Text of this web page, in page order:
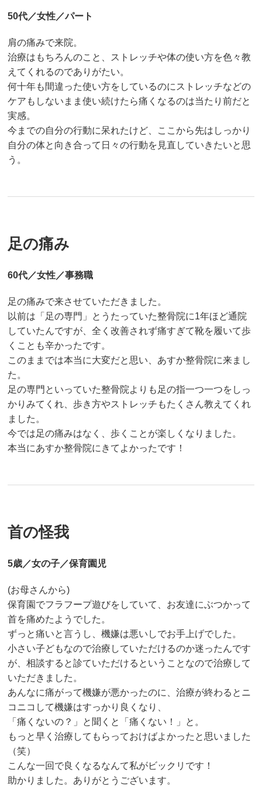
50代／女性／パート
肩の痛みで来院。
治療はもちろんのこと、ストレッチや体の使い方を色々教
えてくれるのでありがたい。
何十年も間違った使い方をしているのにストレッチなどの
ケアもしないまま使い続けたら痛くなるのは当たり前だと
実感。
今までの自分の行動に呆れたけど、ここから先はしっかり
自分の体と向き合って日々の行動を見直していきたいと思
う。
足の痛み
60代／女性／事務職
足の痛みで来させていただきました。
以前は「足の専門」とうたっていた整骨院に1年ほど通院
していたんですが、全く改善されず痛すぎて靴を履いて歩
くことも辛かったです。
このままでは本当に大変だと思い、あすか整骨院に来まし
た。
足の専門といっていた整骨院よりも足の指一つ一つをしっ
かりみてくれ、歩き方やストレッチもたくさん教えてくれ
ました。
今では足の痛みはなく、歩くことが楽しくなりました。
本当にあすか整骨院にきてよかったです！
首の怪我
5歳／女の子／保育園児
(お母さんから)
保育園でフラフープ遊びをしていて、お友達にぶつかって
首を痛めたようでした。
ずっと痛いと言うし、機嫌は悪いしでお手上げでした。
小さい子どもなので治療していただけるのか迷ったんです
が、相談すると診ていただけるということなので治療して
いただきました。
あんなに痛がって機嫌が悪かったのに、治療が終わるとニ
コニコして機嫌はすっかり良くなり、
「痛くないの？」と聞くと「痛くない！」と。
もっと早く治療してもらっておけばよかったと思いました
（笑）
こんな一回で良くなるなんて私がビックリです！
助かりました。ありがとうございます。